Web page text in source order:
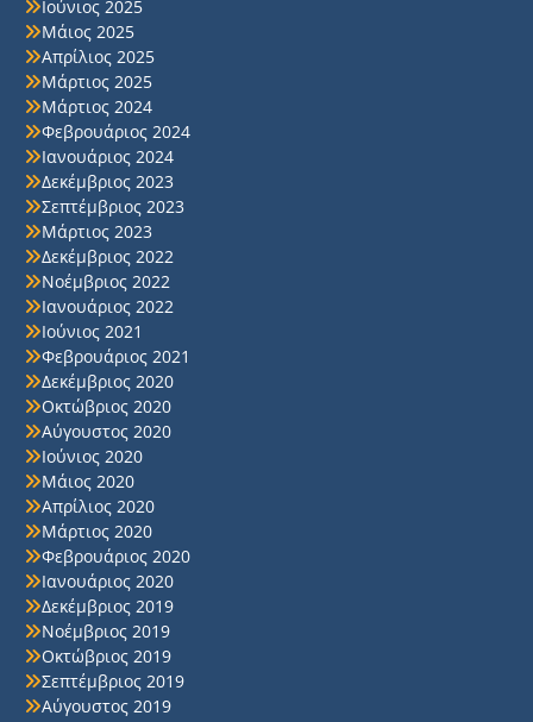
Ιούνιος 2025
Μάιος 2025
Απρίλιος 2025
Μάρτιος 2025
Μάρτιος 2024
Φεβρουάριος 2024
Ιανουάριος 2024
Δεκέμβριος 2023
Σεπτέμβριος 2023
Μάρτιος 2023
Δεκέμβριος 2022
Νοέμβριος 2022
Ιανουάριος 2022
Ιούνιος 2021
Φεβρουάριος 2021
Δεκέμβριος 2020
Οκτώβριος 2020
Αύγουστος 2020
Ιούνιος 2020
Μάιος 2020
Απρίλιος 2020
Μάρτιος 2020
Φεβρουάριος 2020
Ιανουάριος 2020
Δεκέμβριος 2019
Νοέμβριος 2019
Οκτώβριος 2019
Σεπτέμβριος 2019
Αύγουστος 2019